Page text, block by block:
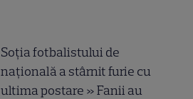
Soția fotbalistului de
națională a stârnit furie cu
ultima postare » Fanii au